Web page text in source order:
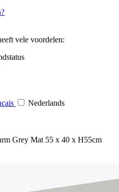
vele voordelen:
Nederlands
Grey Mat 55 x 40 x H55cm